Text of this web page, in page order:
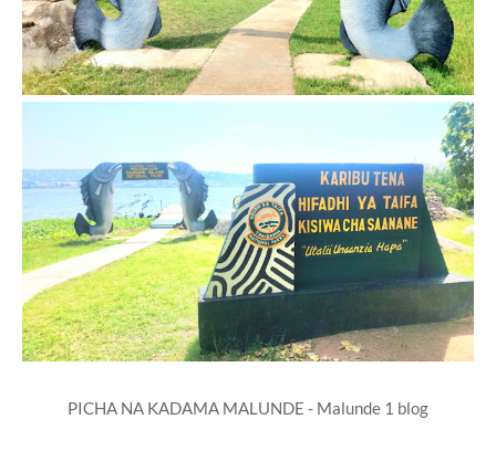
PICHA NA KADAMA MALUNDE - Malunde 1 blog